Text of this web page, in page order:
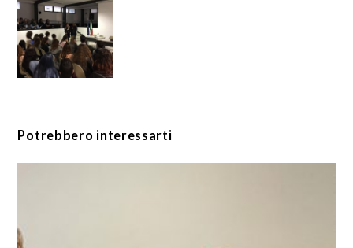
Potrebbero interessarti